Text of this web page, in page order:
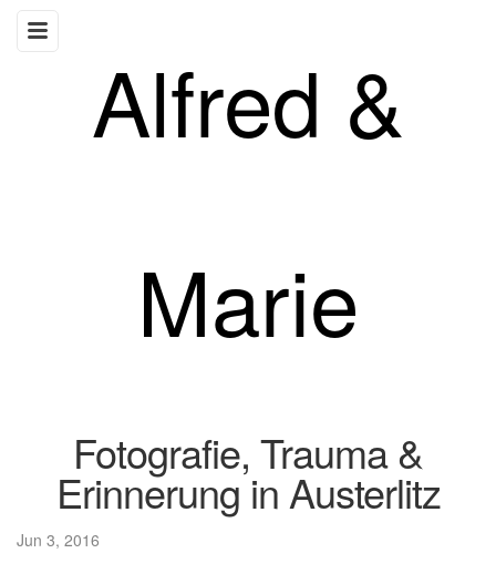
Alfred &
Marie
Fotografie, Trauma &
Erinnerung in Austerlitz
Jun 3, 2016